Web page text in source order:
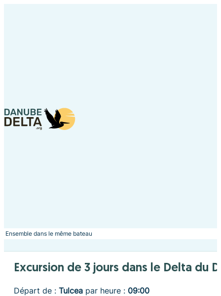
Ensemble dans le même bateau
Excursion de 3 jours dans le Delta du
Départ de : Tulcea par heure : 09:00